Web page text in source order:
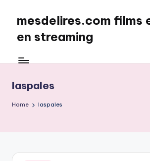
content
mesdelires.com films
en streaming
:
et
complet
français
laspales
Home laspales